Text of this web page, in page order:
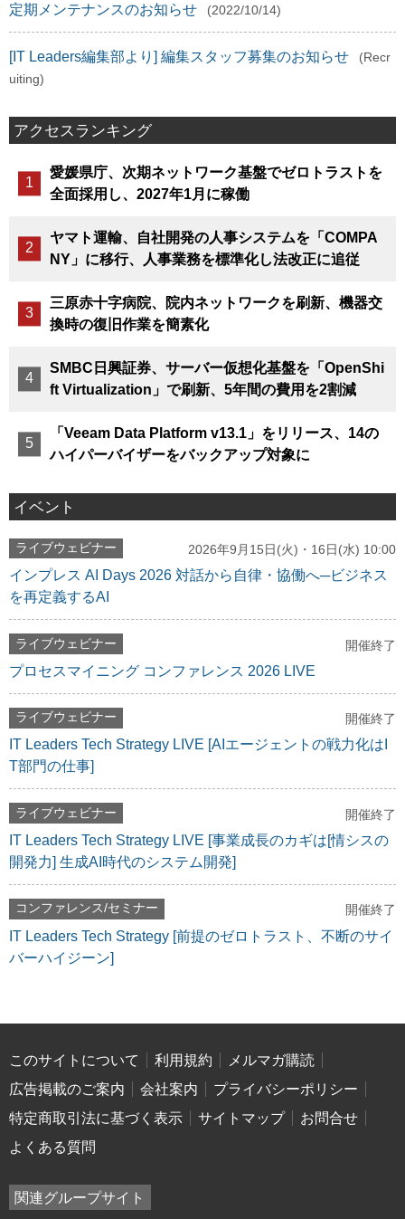
定期メンテナンスのお知らせ (2022/10/14)
[IT Leaders編集部より] 編集スタッフ募集のお知らせ
(Recr
uiting)
アクセスランキング
愛媛県庁、次期ネットワーク基盤でゼロトラストを
全面採用し、2027年1月に稼働
ヤマト運輸、自社開発の人事システムを「COMPA
NY」に移行、人事業務を標準化し法改正に追従
三原赤十字病院、院内ネットワークを刷新、機器交
換時の復旧作業を簡素化
SMBC日興証券、サーバー仮想化基盤を「OpenShi
ft Virtualization」で刷新、5年間の費用を2割減
「Veeam Data Platform v13.1」をリリース、14の
ハイパーバイザーをバックアップ対象に
イベント
ライブウェビナー 2026年9月15日(火)・16日(水) 10:00
インプレス AI Days 2026 対話から自律・協働へ─ビジネス
を再定義するAI
ライブウェビナー 開催終了
プロセスマイニング コンファレンス 2026 LIVE
ライブウェビナー 開催終了
IT Leaders Tech Strategy LIVE [AIエージェントの戦力化はI
T部門の仕事]
ライブウェビナー 開催終了
IT Leaders Tech Strategy LIVE [事業成長のカギは[情シスの
開発力] 生成AI時代のシステム開発]
コンファレンス/セミナー 開催終了
IT Leaders Tech Strategy [前提のゼロトラスト、不断のサイ
バーハイジーン]
このサイトについて 利用規約
メルマガ購読
広告掲載のご案内
会社案内
プライバシーポリシー
特定商取引法に基づく表示
サイトマップ
お問合せ
よくある質問
関連グループサイト